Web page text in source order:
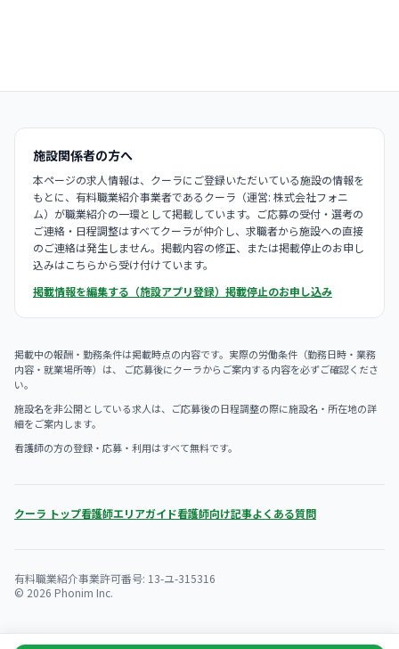
施設関係者の方へ
本ページの求人情報は、クーラにご登録いただいている施設の情報を
もとに、有料職業紹介事業者であるクーラ（運営: 株式会社フォニ
ム）が職業紹介の一環として掲載しています。ご応募の受付・選考の
ご連絡・日程調整はすべてクーラが仲介し、求職者から施設への直接
のご連絡は発生しません。掲載内容の修正、または掲載停止のお申し
込みはこちらから受け付けています。
掲載情報を編集する（施設アプリ登録） 掲載停止のお申し込み
掲載中の報酬・勤務条件は掲載時点の内容です。実際の労働条件（勤務日時・業務
内容・就業場所等）は、 ご応募後にクーラからご案内する内容を必ずご確認くださ
い。
施設名を非公開としている求人は、ご応募後の日程調整の際に施設名・所在地の詳
細をご案内します。
看護師の方の登録・応募・利用はすべて無料です。
クーラ トップ看護師エリアガイド看護師向け記事よくある質問
有料職業紹介事業許可番号: 13-ユ-315316
© 2026 Phonim Inc.